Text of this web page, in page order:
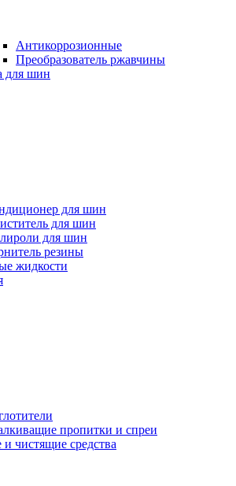
Антикоррозионные
Преобразователь ржавчины
для шин
для шин
для шин
для шин
резины
жидкости
пропитки и спреи
чистящие средства